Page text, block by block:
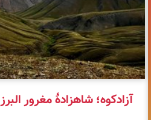
آزادکوه؛ شاهزادهٔ مغرور البرز